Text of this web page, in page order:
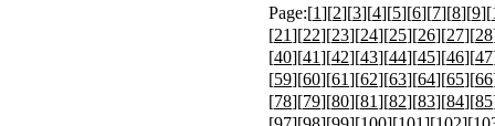
Page:[1][2][3][4][5][6][7][8][9][
[21][22][23][24][25][26][27][28
[40][41][42][43][44][45][46][47
[59][60][61][62][63][64][65][66
[78][79][80][81][82][83][84][85